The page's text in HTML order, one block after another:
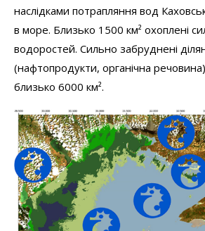
наслідками потрапляння вод
в море. Близько 1500 км² охоплені
водоростей. Сильно забруднені
(нафтопродукти, органічна
близько 6000 км².